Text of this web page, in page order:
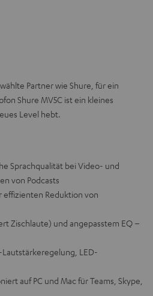
Partner wie Shure, für ein
Shure MV5C ist ein kleines
Level hebt.
Sprachqualität bei Video- und
von Podcasts
Reduktion von
Zischlaute) und angepasstem EQ –
LED-
auf PC und Mac für Teams, Skype,